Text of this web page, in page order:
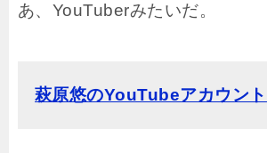
あ、YouTuberみたいだ。
萩原悠のYouTubeアカウント